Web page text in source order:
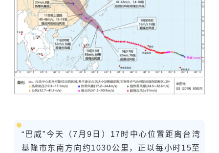
“巴威”今天（7月9日）17时中心位置距离台湾
基隆市东南方向约1030公里，正以每小时15至